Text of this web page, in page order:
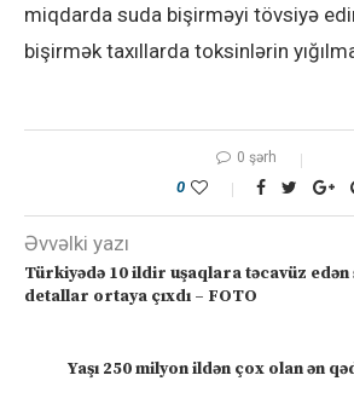
miqdarda suda bişirməyi tövsiyə
bişirmək taxıllarda toksinlərin
0 şərh
0
Əvvəlki yazı
Türkiyədə 10 ildir uşaqlara təcavüz edən
detallar ortaya çıxdı – FOTO
Yaşı 250 milyon ildən çox olan ən